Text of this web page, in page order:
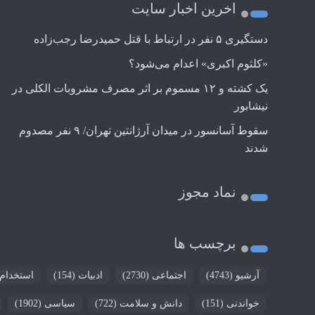
اخرین اخبار سایت
دستگیری ۵ نفر در ارتباط با قتل حمیدرضا رجب‌زاده
«کلثوم اکبری» اعدام می‌شود؟
یک کشته و ۱۲ مسموم بر اثر مصرف مشروبات الکلی در
نیشابور
سقوط آسانسور در میدان آرژانتین تهران/ ۹ نفر مصدوم
شدند
نماد مجوز
برچسب ها
آرشیو (4743) اجتماعی (2730) ادبیات (154) استخدام
خواندنی (151) دانش و سلامت (722) سیاسی (1902)